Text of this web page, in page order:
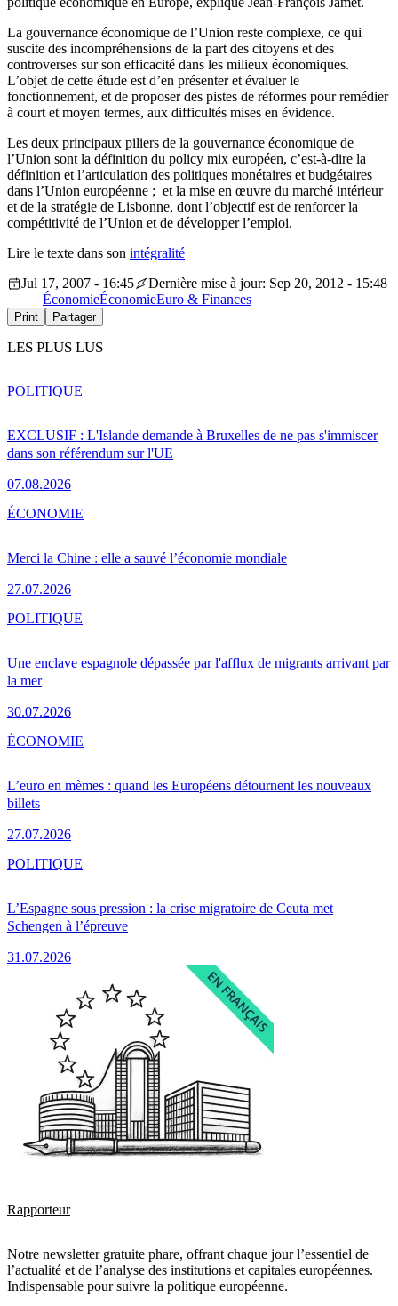
La gouvernance économique de l’Union reste complexe, ce qui
suscite des incompréhensions de la part des citoyens et des
controverses sur son efficacité dans les milieux économiques.
L’objet de cette étude est d’en présenter et évaluer le
fonctionnement, et de proposer des pistes de réformes pour remédier
à court et moyen termes, aux difficultés mises en évidence.
Les deux principaux piliers de la gouvernance économique de
l’Union sont la définition du policy mix européen, c’est-à-dire la
définition et l’articulation des politiques monétaires et budgétaires
dans l’Union européenne ; et la mise en œuvre du marché intérieur
et de la stratégie de Lisbonne, dont l’objectif est de renforcer la
compétitivité de l’Union et de développer l’emploi.
Lire le texte dans son intégralité
Jul 17, 2007 - 16:45
Dernière mise à jour: Sep 20, 2012 - 15:48
ÉconomieÉconomieEuro & Finances
Print Partager
LES PLUS LUS
EXCLUSIF : L'Islande demande à Bruxelles de ne pas s'immiscer
dans son référendum sur l'UE
07.08.2026
POLITIQUE
Merci la Chine : elle a sauvé l’économie mondiale
27.07.2026
ÉCONOMIE
Une enclave espagnole dépassée par l'afflux de migrants arrivant par
la mer
30.07.2026
POLITIQUE
L’euro en mèmes : quand les Européens détournent les nouveaux
billets
27.07.2026
ÉCONOMIE
L’Espagne sous pression : la crise migratoire de Ceuta met
Schengen à l’épreuve
31.07.2026
POLITIQUE
Rapporteur
Notre newsletter gratuite phare, offrant chaque jour l’essentiel de
l’actualité et de l’analyse des institutions et capitales européennes.
Indispensable pour suivre la politique européenne.